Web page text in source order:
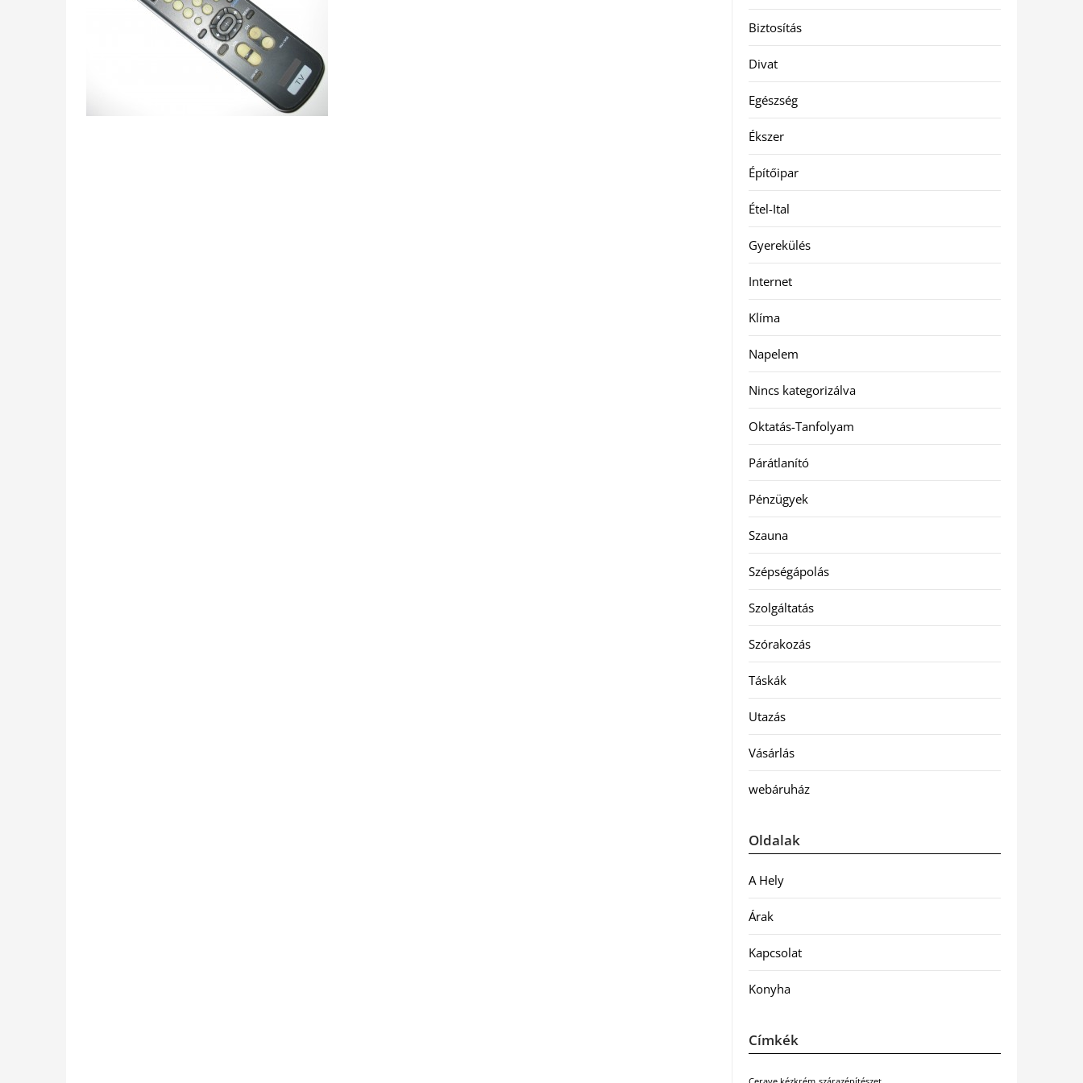
Biztosítás
Divat
Egészség
Ékszer
Építőipar
Étel-Ital
Gyerekülés
Internet
Klíma
Napelem
Nincs kategorizálva
Oktatás-Tanfolyam
Párátlanító
Pénzügyek
Szauna
Szépségápolás
Szolgáltatás
Szórakozás
Táskák
Utazás
Vásárlás
webáruház
Oldalak
A Hely
Árak
Kapcsolat
Konyha
Címkék